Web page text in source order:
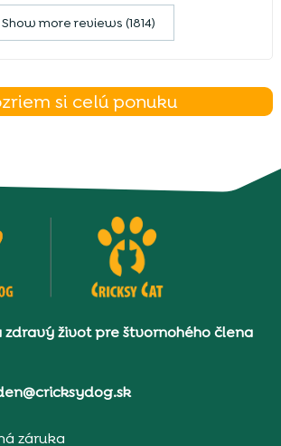
Show more reviews (1814)
si celú ponuku
zdravý život pre štvornohého člena
záruka